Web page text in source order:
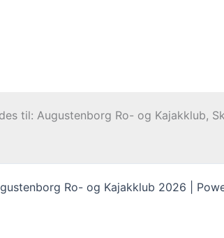
til: Augustenborg Ro- og Kajakklub,
Ro- og Kajakklub 2026 |